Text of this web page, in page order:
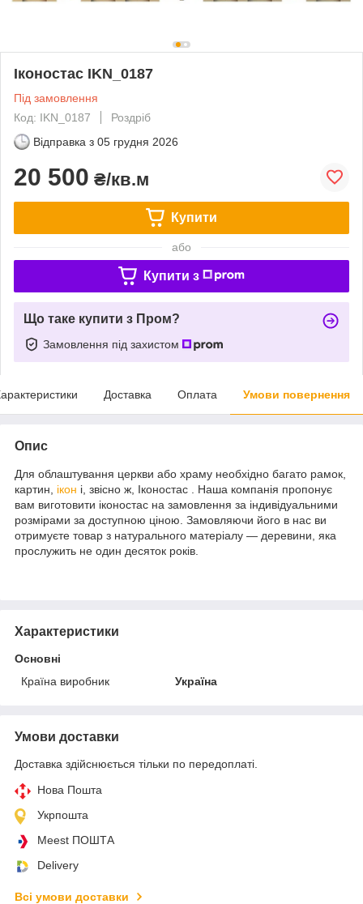
Іконостас IKN_0187
Під замовлення
Код: IKN_0187
Роздріб
Відправка з 05 грудня 2026
20 500 ₴/кв.м
Купити
або
Купити з
Що таке купити з Пром?
Замовлення під захистом
Доставка Оплата Умови повернення
Опис
Для облаштування церкви або храму необхідно багато рамок,
картин, ікон і, звісно ж, Іконостас . Наша компанія пропонує
вам виготовити іконостас на замовлення за індивідуальними
розмірами за доступною ціною. Замовляючи його в нас ви
отримуєте товар з натурального матеріалу — деревини, яка
прослужить не один десяток років.
Характеристики
Основні
Країна виробник
Україна
Умови доставки
Доставка здійснюється тільки по передоплаті.
Нова Пошта
Укрпошта
Meest ПОШТА
Delivery
Всі умови доставки